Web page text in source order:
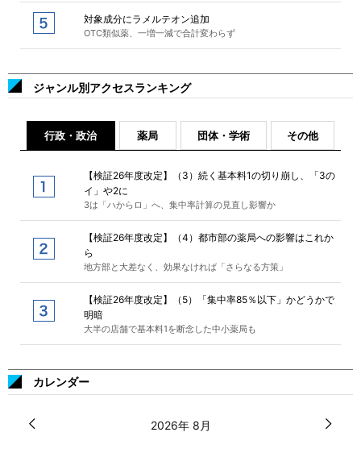
対象成分にラメルテオン追加
OTC類似薬、一増一減で合計変わらず
ジャンル別アクセスランキング
行政・政治 薬局 団体・学術 その他
【検証26年度改定】（3）続く基本料1の切り崩し、「3の
イ」や2に
3は「ハからロ」へ、集中率計算の見直し影響か
【検証26年度改定】（4）都市部の薬局への影響はこれか
ら
地方部と大差なく、効果なければ「さらなる方策」
【検証26年度改定】（5）「集中率85％以下」かどうかで
明暗
大半の店舗で基本料1を断念した中小薬局も
カレンダー
2026年 8月